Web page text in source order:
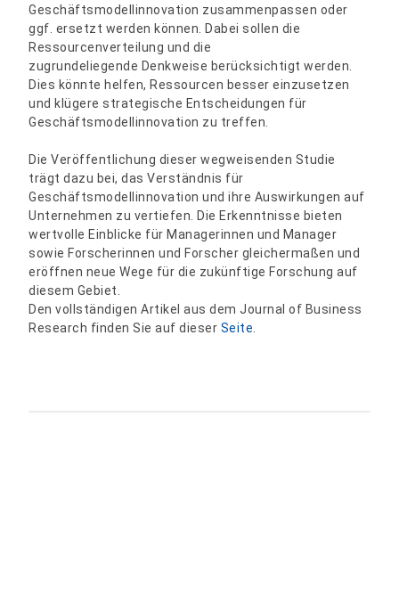
Geschäftsmodellinnovation zusammenpassen oder
ggf. ersetzt werden können. Dabei sollen die
Ressourcenverteilung und die
zugrundeliegende Denkweise berücksichtigt werden.
Dies könnte helfen, Ressourcen besser einzusetzen
und klügere strategische Entscheidungen für
Geschäftsmodellinnovation zu treffen.
Die Veröffentlichung dieser wegweisenden Studie
trägt dazu bei, das Verständnis für
Geschäftsmodellinnovation und ihre Auswirkungen auf
Unternehmen zu vertiefen. Die Erkenntnisse bieten
wertvolle Einblicke für Managerinnen und Manager
sowie Forscherinnen und Forscher gleichermaßen und
eröffnen neue Wege für die zukünftige Forschung auf
diesem Gebiet.
Den vollständigen Artikel aus dem Journal of Business
Research finden Sie auf dieser Seite.